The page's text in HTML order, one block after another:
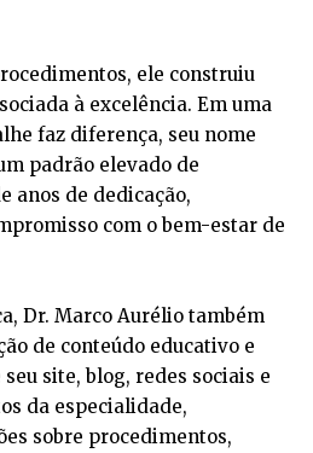
ele construiu
à excelência. Em uma
faz diferença, seu nome
padrão elevado de
anos de dedicação,
com o bem-estar de
Dr. Marco Aurélio também
de conteúdo educativo e
site, blog, redes sociais e
da especialidade,
sobre procedimentos,